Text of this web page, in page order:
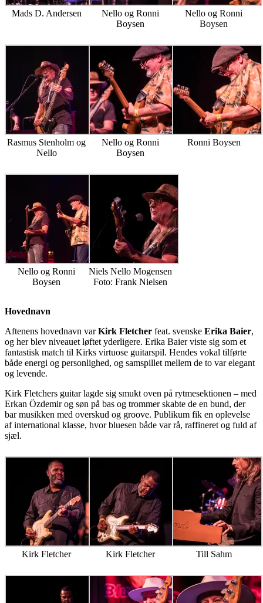
Mads D. Andersen
Nello og Ronni
Boysen
Nello og Ronni
Boysen
Rasmus Stenholm og
Nello
Nello og Ronni
Boysen
Ronni Boysen
Nello og Ronni
Boysen
Niels Nello Mogensen
Foto: Frank Nielsen
Hovednavn
Aftenens hovednavn varKirk Fletcher feat. svenske Erika Baier,
og her blev niveauet løftet yderligere. Erika Baier viste sig som et
fantastisk match til Kirks virtuose guitarspil. Hendes vokal tilførte
både energi og personlighed, og samspillet mellem de to var elegant
og levende.
Kirk Fletchers guitar lagde sig smukt oven på rytmesektionen – med
Erkan Özdemir og søn på bas og trommer skabte de en bund, der
bar musikken med overskud og groove. Publikum fik en oplevelse
af international klasse, hvor bluesen både var rå, raffineret og fuld af
sjæl.
Kirk Fletcher Kirk Fletcher Till Sahm